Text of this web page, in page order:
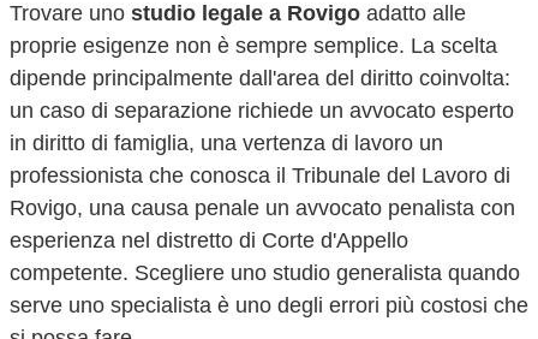
Trovare uno studio legale a Rovigo adatto alle
proprie esigenze non è sempre semplice. La scelta
dipende principalmente dall'area del diritto coinvolta:
un caso di separazione richiede un avvocato esperto
in diritto di famiglia, una vertenza di lavoro un
professionista che conosca il Tribunale del Lavoro di
Rovigo, una causa penale un avvocato penalista con
esperienza nel distretto di Corte d'Appello
competente. Scegliere uno studio generalista quando
serve uno specialista è uno degli errori più costosi che